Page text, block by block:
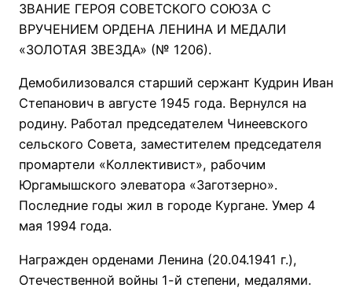
ЗВАНИЕ ГЕРОЯ СОВЕТСКОГО СОЮЗА С
ВРУЧЕНИЕМ ОРДЕНА ЛЕНИНА И МЕДАЛИ
«ЗОЛОТАЯ ЗВЕЗДА» (№ 1206).
Демобилизовался старший сержант Кудрин Иван
Степанович в августе 1945 года. Вернулся на
родину. Работал председателем Чинеевского
сельского Совета, заместителем председателя
промартели «Коллективист», рабочим
Юргамышского элеватора «Заготзерно».
Последние годы жил в городе Кургане. Умер 4
мая 1994 года.
Награжден орденами Ленина (20.04.1941 г.),
Отечественной войны 1-й степени, медалями.